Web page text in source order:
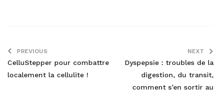
PREVIOUS
CelluStepper pour combattre
localement la cellulite !
NEXT
Dyspepsie : troubles de la
digestion, du transit,
comment s’en sortir au